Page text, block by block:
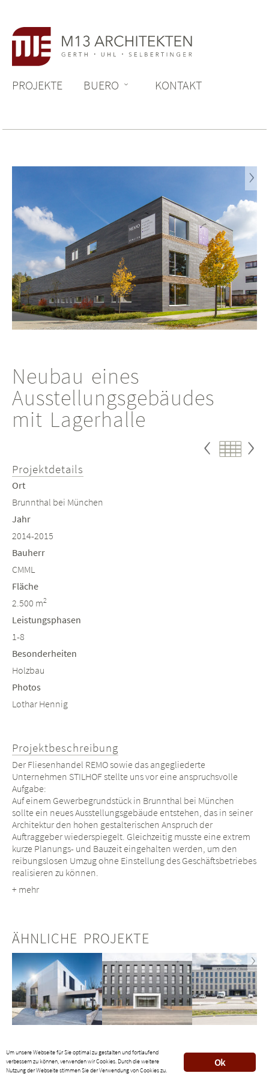
PROJEKTE BUERO KONTAKT
Next
Neubau eines
Ausstellungsgebäudes
mit Lagerhalle
Projektdetails
Ort
Brunnthal bei München
Jahr
2014-2015
Bauherr
CMML
Fläche
2.500 m2
Leistungsphasen
1-8
Besonderheiten
Holzbau
Photos
Lothar Hennig
Projektbeschreibung
Der Fliesenhandel REMO sowie das angegliederte
Unternehmen STILHOF stellte uns vor eine anspruchsvolle
Aufgabe:
Auf einem Gewerbegrundstück in Brunnthal bei München
sollte ein neues Ausstellungsgebäude entstehen, das in seiner
Architektur den hohen gestalterischen Anspruch der
Auftraggeber wiederspiegelt. Gleichzeitig musste eine extrem
kurze Planungs- und Bauzeit eingehalten werden, um den
reibungslosen Umzug ohne Einstellung des Geschäftsbetriebes
realisieren zu können.
+ mehr
ÄHNLICHE PROJEKTE
Next
Ok
Um unsere Webseite für Sie optimal zu gestalten und fortlaufend
verbessern zu können, verwenden wir Cookies. Durch die weitere
Nutzung der Webseite stimmen Sie der Verwendung von Cookies zu.